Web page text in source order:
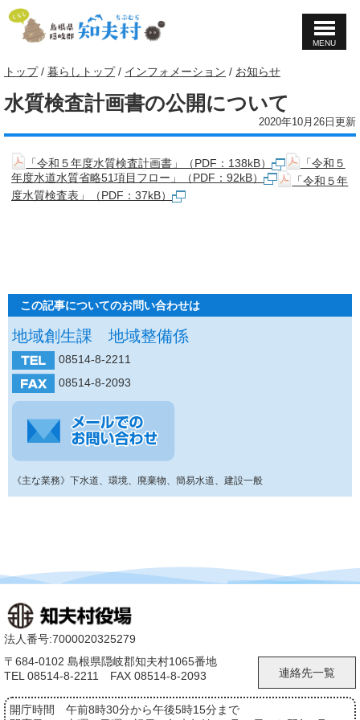
このページの本文へ
MENU
現
の
位
トップ/ 暮らしトップ/ インフォメーション / お知らせ
水質検査計画書の公開について
2020年10月26日更新
「令和５年度水質検査計画書」（PDF：138kB）
「令和５
年度水道水質省略51項目フロー」（PDF：92kB）
「令和５年
度水質検査表」（PDF：37kB）
この記事についてのお問い合わせは
地域創生課 地域整備係
08514-8-2211
08514-8-2093
《主な業務》下水道、環境、廃棄物、簡易水道、建設一般
法人番号:7000020325279
〒684-0102 島根県隠岐郡知夫村1065番地
TEL 08514-8-2211 FAX 08514-8-2093
連絡先一覧
開庁時間
午前8時30分から午後5時15分まで